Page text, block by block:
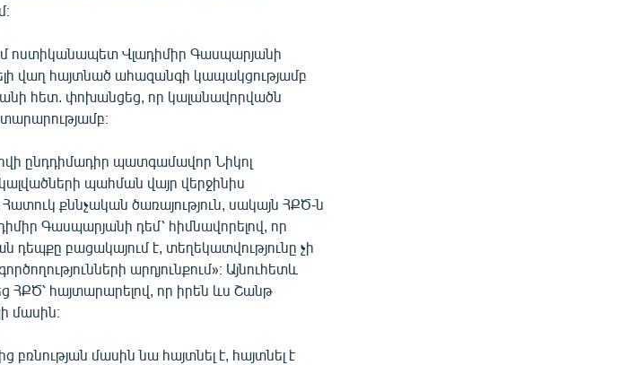
ոստիկանապետ Վլադիմիր Գասպարյանի
վաղ հայտնած ահազանգի կապակցությամբ
հետ. փոխանցեց, որ կալանավորվածն
ընդդիմադիր պատգամավոր Նիկոլ
պահման վայր վերջինիս
քննչական ծառայություն, սակայն ՀՔԾ-ն
Գասպարյանի դեմ՝ հիմնավորելով, որ
բացակայում է, տեղեկատվությունը չի
արդյունքում»։ Այնուհետև
հայտարարելով, որ իրեն ևս Շանթ
մասին։
մասին նա հայտնել է, հայտնել է